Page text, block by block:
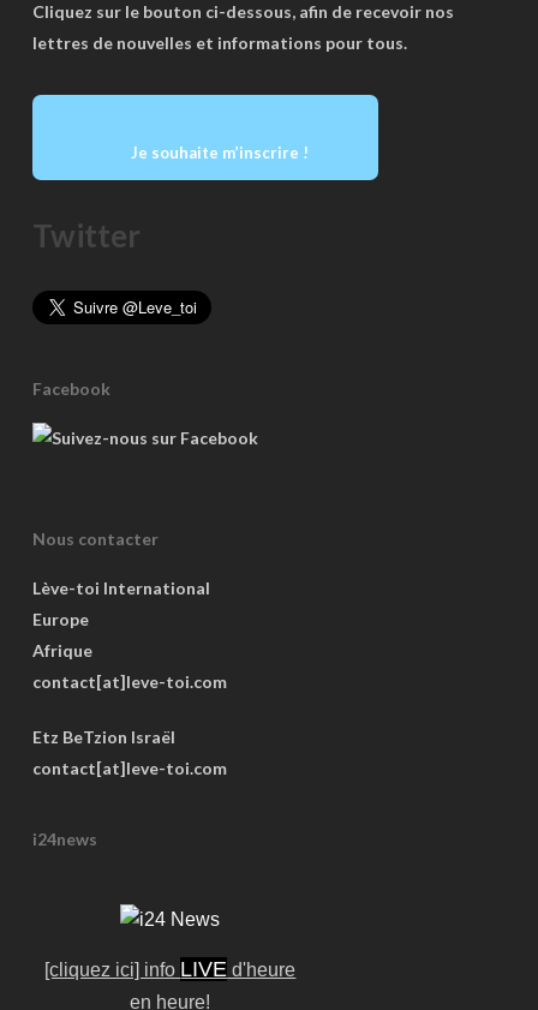
Cliquez sur le bouton ci-dessous, afin de recevoir nos
lettres de nouvelles et informations pour tous.
Je souhaite m’inscrire !
Twitter
Facebook
Nous contacter
Lève-toi International
Europe
Afrique
contact[at]leve-toi.com
Etz BeTzion Israël
contact[at]leve-toi.com
i24news
[cliquez ici] info LIVE d'heure
en heure!